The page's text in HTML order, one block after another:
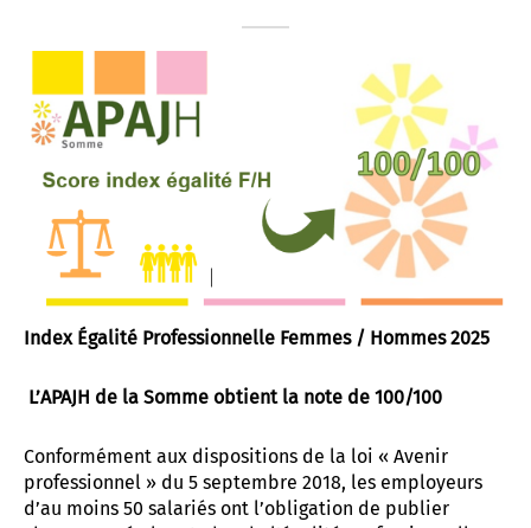
Index Égalité Professionnelle Femmes / Hommes 2025
L’APAJH de la Somme obtient la note de 100/100
Conformément aux dispositions de la loi « Avenir
professionnel » du 5 septembre 2018, les employeurs
d’au moins 50 salariés ont l’obligation de publier
de référence APAJH
collège César Franck à Amiens
Lycée Edouard BRANLY à Amiens